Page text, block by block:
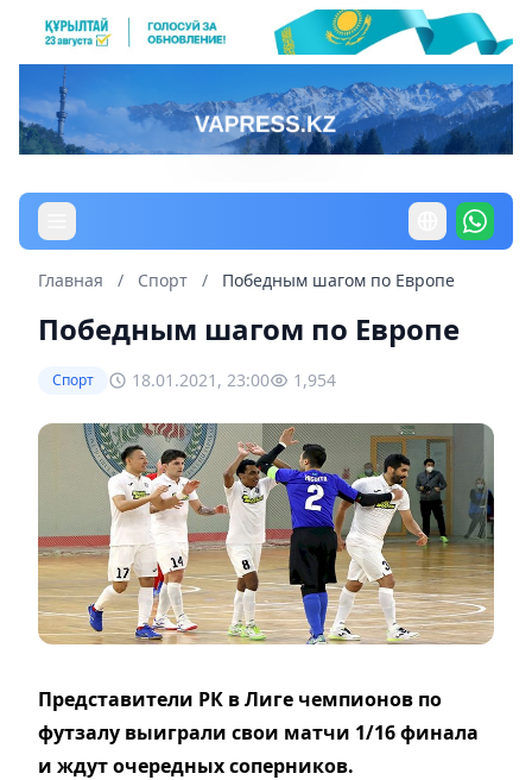
Главная / Спорт / Победным шагом по Европе
Победным шагом по Европе
Спорт 18.01.2021, 23:00 1,954
Представители РК в Лиге чемпионов по
футзалу выиграли свои матчи 1/16 финала
и ждут очередных соперников.